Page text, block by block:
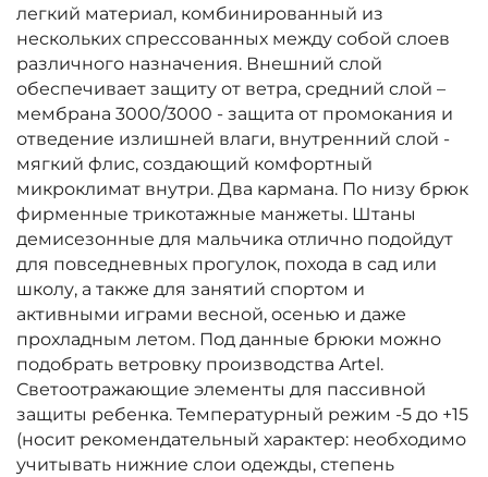
легкий материал, комбинированный из
нескольких спрессованных между собой слоев
различного назначения. Внешний слой
обеспечивает защиту от ветра, средний слой –
мембрана 3000/3000 - защита от промокания и
отведение излишней влаги, внутренний слой -
мягкий флис, создающий комфортный
микроклимат внутри. Два кармана. По низу брюк
фирменные трикотажные манжеты. Штаны
демисезонные для мальчика отлично подойдут
для повседневных прогулок, похода в сад или
школу, а также для занятий спортом и
активными играми весной, осенью и даже
прохладным летом. Под данные брюки можно
подобрать ветровку производства Artel.
Светоотражающие элементы для пассивной
защиты ребенка. Температурный режим -5 до +15
(носит рекомендательный характер: необходимо
учитывать нижние слои одежды, степень